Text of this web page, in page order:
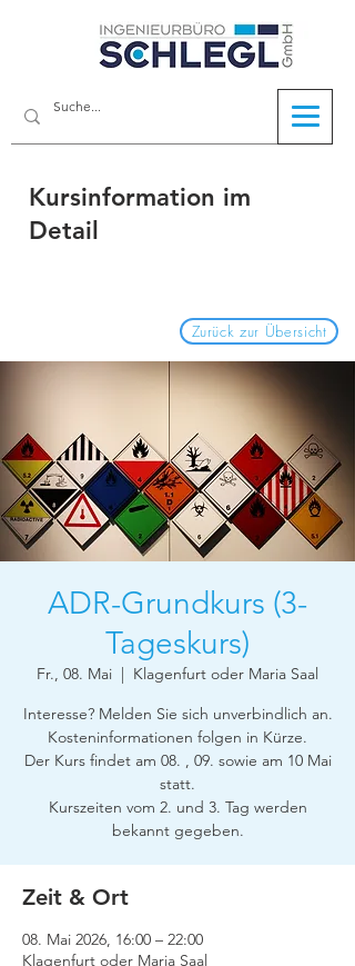
Kursinformation im
Detail
Zurück zur Übersicht
ADR-Grundkurs (3-
Tageskurs)
Fr., 08. Mai
  |
Klagenfurt oder Maria Saal
Interesse? Melden Sie sich unverbindlich an.
Kosteninformationen folgen in Kürze.
Der Kurs findet am 08. , 09. sowie am 10 Mai
statt.
Kurszeiten vom 2. und 3. Tag werden
bekannt gegeben.
Zeit & Ort
08. Mai 2026, 16:00 – 22:00
Klagenfurt oder Maria Saal